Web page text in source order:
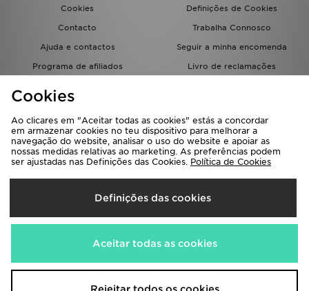
Cookies
Definições de Cookies
Contacto
Trabalha Connosco
Ajuda e contactos
Seguir a minha encomenda
Programa de afiliados
Livro de reclamações
Seleciona O País
Portugal
Aceitamos os seguintes métodos de pagamento
Visita a nossa página corporativa emwww.jdplc.com
Cookies
Ao clicares em "Aceitar todas as cookies" estás a concordar
em armazenar cookies no teu dispositivo para melhorar a
navegação do website, analisar o uso do website e apoiar as
nossas medidas relativas ao marketing. As preferências podem
ser ajustadas nas Definições das Cookies. Política de Cookies
Definições das cookies
Aceitar todas as cookies